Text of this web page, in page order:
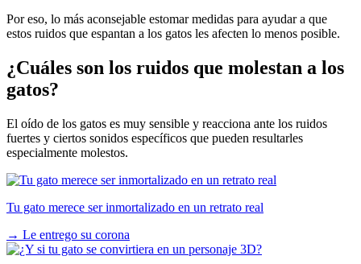
Por eso, lo más aconsejable estomar medidas para ayudar a que
estos ruidos que espantan a los gatos les afecten lo menos posible.
¿Cuáles son los ruidos que molestan a los
gatos?
El oído de los gatos es muy sensible y reacciona ante los ruidos
fuertes y ciertos sonidos específicos que pueden resultarles
especialmente molestos.
Tu gato merece ser inmortalizado en un retrato real
→ Le entrego su corona